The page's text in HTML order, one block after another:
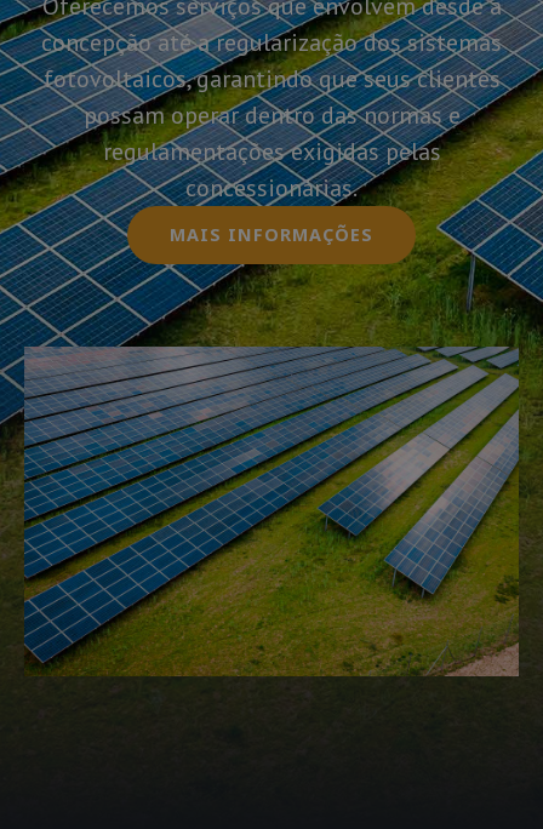
concepção até a regularização dos sistemas
fotovoltaicos, garantindo que seus clientes
possam operar dentro das normas e
regulamentações exigidas pelas
concessionárias.
MAIS INFORMAÇÕES